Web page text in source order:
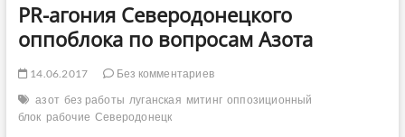
PR-агония Северодонецкого
оппоблока по вопросам Азота
14.06.2017
Без комментариев
азот без работы луганская митинг оппозиционный
блок рабочие Северодонецк